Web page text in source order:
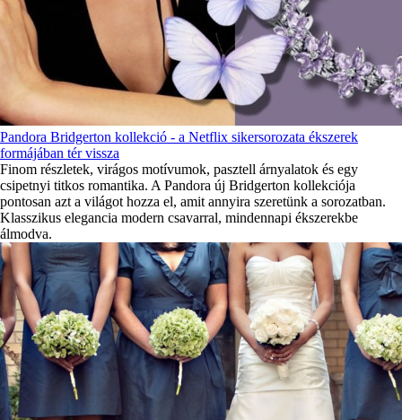
Pandora Bridgerton kollekció - a Netflix sikersorozata ékszerek
formájában tér vissza
Finom részletek, virágos motívumok, pasztell árnyalatok és egy
csipetnyi titkos romantika. A Pandora új Bridgerton kollekciója
pontosan azt a világot hozza el, amit annyira szeretünk a sorozatban.
Klasszikus elegancia modern csavarral, mindennapi ékszerekbe
álmodva.